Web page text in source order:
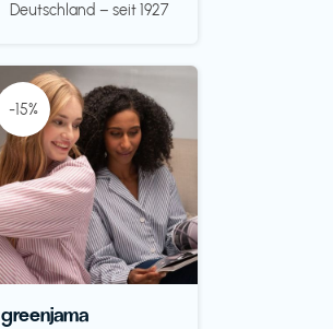
Deutschland – seit 1927
-15%
greenjama